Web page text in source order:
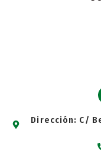
Dirección: C/